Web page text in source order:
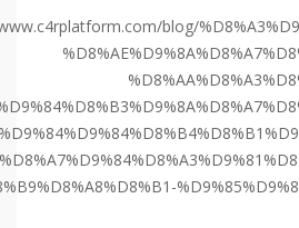
blog/